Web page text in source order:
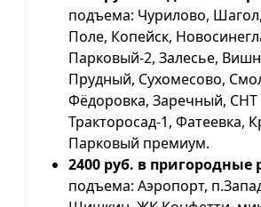
подъема: Чурилово,
Поле, Копейск,
Парковый-2, Залесье,
Прудный, Сухомесово,
Фёдоровка, Заречный, СНТ
Тракторосад-1, Фатеевка,
Парковый премиум.
2400 руб. в пригородные
подъема: Аэропорт,